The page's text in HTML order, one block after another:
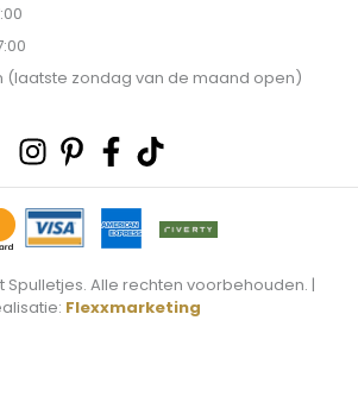
zondag van de maand open)
Instagram
Pinterest-
p
Facebook-
f
Tiktok
Spulletjes. Alle rechten voorbehouden. |
Flexxmarketing